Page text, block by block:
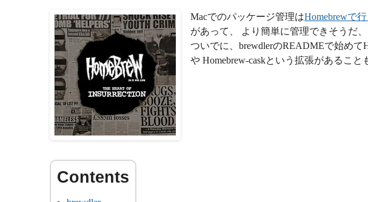
Macでのパッケージ管理はHomebrewで
があって、 より簡単に管理できそうだ
ついでに、brewdlerのREADMEで始めて
や Homebrew-caskという拡張があること